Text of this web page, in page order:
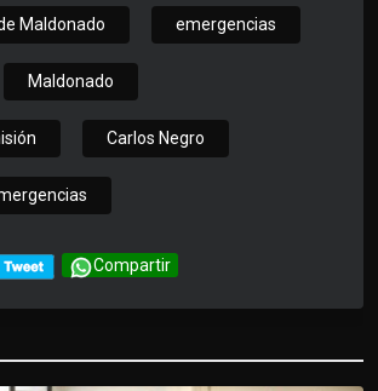
Maldonado emergencias
Maldonado
Carlos Negro
Compartir